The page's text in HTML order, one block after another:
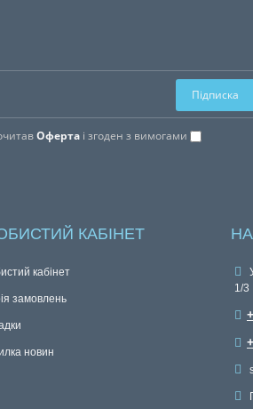
Офертаі згоден з вимогами
Підписка
КАБІНЕТ
кабінет
замовлень
новин
1/3